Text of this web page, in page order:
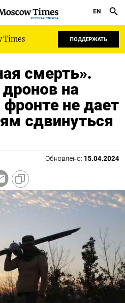
РУССКАЯ СЛУЖБА
EN
Times ПОДДЕРЖАТЬ
смерть».
на
не дает
сдвинуться
Обновлено: 15.04.2024